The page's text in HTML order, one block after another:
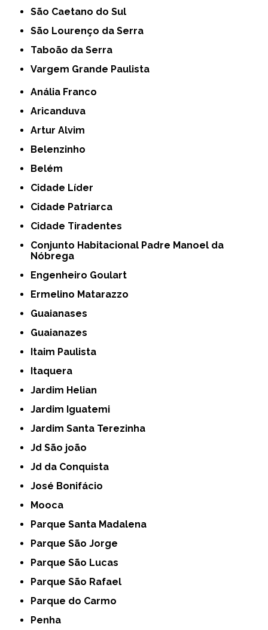
São Caetano do Sul
São Lourenço da Serra
Taboão da Serra
Vargem Grande Paulista
Anália Franco
Aricanduva
Artur Alvim
Belenzinho
Belém
Cidade Líder
Cidade Patriarca
Cidade Tiradentes
Conjunto Habitacional Padre Manoel da
Nóbrega
Engenheiro Goulart
Ermelino Matarazzo
Guaianases
Guaianazes
Itaim Paulista
Itaquera
Jardim Helian
Jardim Iguatemi
Jardim Santa Terezinha
Jd São joão
Jd da Conquista
José Bonifácio
Mooca
Parque Santa Madalena
Parque São Jorge
Parque São Lucas
Parque São Rafael
Parque do Carmo
Penha